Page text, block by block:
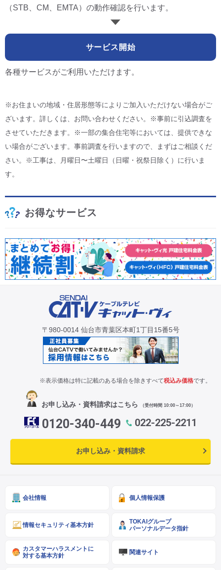
（STB、CM、EMTA）の動作確認を行います。
サービス開始
各種サービスがご利用いただけます。
※お住まいの地域・住居形態等によりご加入いただけない場合がご
ざいます。詳しくは、お問い合わせください。※事前に引込調査を
させていただきます。※一部の集合住宅等においては、提供できな
い場合がございます。事前調査を行いますので、まずはご相談くだ
さい。※工事は、月曜日〜土曜日（日曜・祝祭日除く）に行いま
す。
お得なサービス
〒980-0014 仙台市青葉区本町1丁目15番5号
※表示価格は特に記載のある場合を除きすべて税込み価格です。
お申し込み・資料請求はこちら （受付時間 10:00～17:00）
0120-340-449 022-225-2211
お申し込み・資料請求
会社情報 個人情報保護
情報セキュリティ基本方針
TOKAIグループ
パーソナルデータ指針
カスタマーハラスメントに
対する基本方針
関連サイト